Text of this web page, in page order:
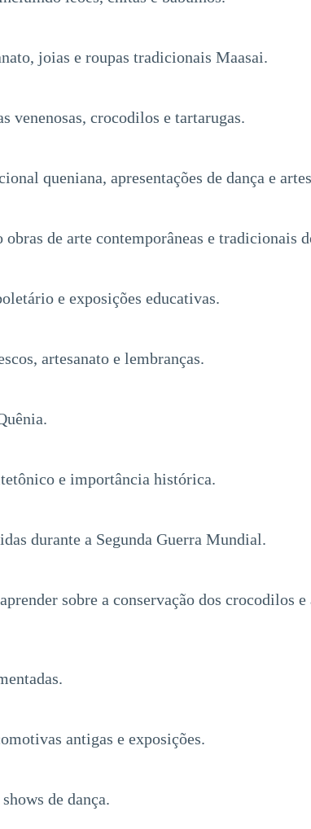
joias e roupas tradicionais Maasai.
venenosas, crocodilos e tartarugas.
queniana, apresentações de dança e
de arte contemporâneas e tradicionais
e exposições educativas.
artesanato e lembranças.
e importância histórica.
durante a Segunda Guerra Mundial.
sobre a conservação dos crocodilos e
antigas e exposições.
de dança.